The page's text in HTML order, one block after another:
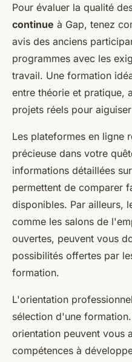
Pour évaluer la qualité
continue à Gap, tenez
avis des anciens
programmes avec les
travail. Une formation
entre théorie et pratique,
projets réels pour
Les plateformes en ligne
précieuse dans votre
informations détaillées
permettent de comparer
disponibles. Par ailleurs,
comme les salons de
ouvertes, peuvent vous
possibilités offertes par
formation.
L'orientation
sélection d'une
orientation peuvent vous
compétences à